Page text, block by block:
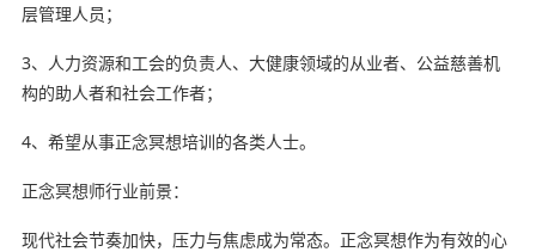
层管理人员；
3、人力资源和工会的负责人、大健康领域的从业者、公益慈善机
构的助人者和社会工作者；
4、希望从事正念冥想培训的各类人士。
正念冥想师行业前景：
现代社会节奏加快，压力与焦虑成为常态。正念冥想作为有效的心